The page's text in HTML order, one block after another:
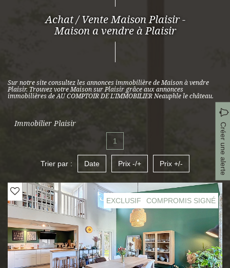
Achat / Vente Maison Plaisir -
Maison a vendre à Plaisir
Sur notre site consultez les annonces immobilière de Maison à vendre
Plaisir. Trouvez votre Maison sur Plaisir grâce aux annonces
immobilières de AU COMPTOIR DE L'IMMOBILIER Neauphle le château.
Immobilier Plaisir Créer une alerte
1
Trier par : Date Prix -/+ Prix +/-
EXCLUSIF COMPROMIS SIGNÉ